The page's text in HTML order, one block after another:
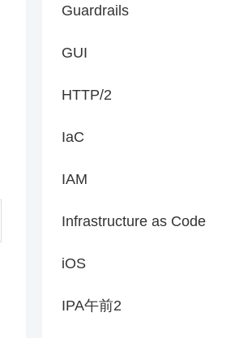
Guardrails
GUI
HTTP/2
IaC
IAM
Infrastructure as Code
iOS
IPA午前2